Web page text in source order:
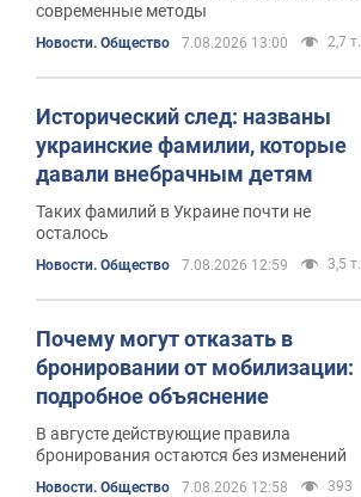
современные методы
Новости. Общество 7.08.2026 13:00 2,7 т.
Исторический след: названы
украинские фамилии, которые
давали внебрачным детям
Таких фамилий в Украине почти не
осталось
Новости. Общество 7.08.2026 12:59 3,5 т.
Почему могут отказать в
бронировании от мобилизации:
подробное объяснение
В августе действующие правила
бронирования остаются без изменений
Новости. Общество 7.08.2026 12:58 393